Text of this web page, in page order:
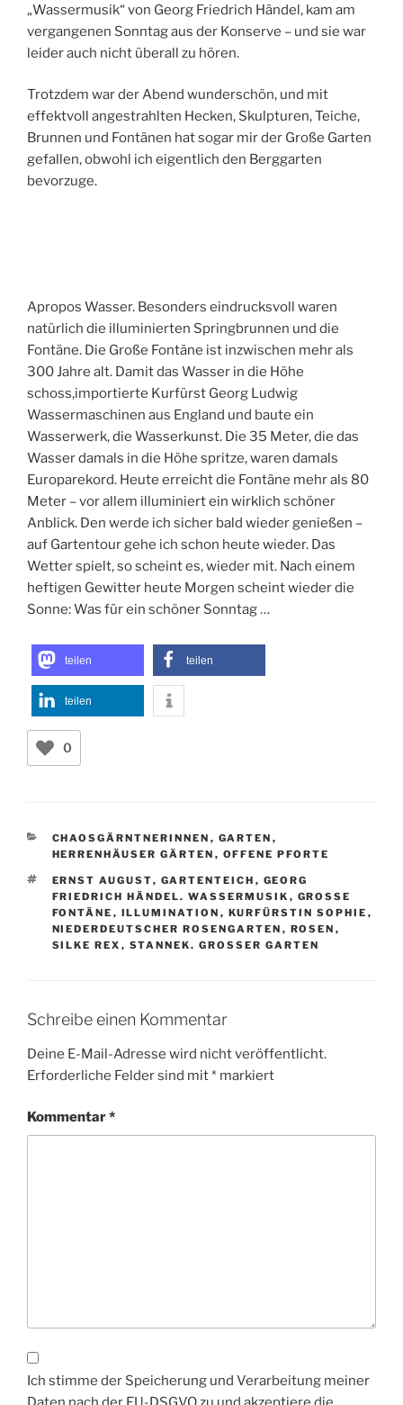
„Wassermusik“ von Georg Friedrich Händel, kam am
vergangenen Sonntag aus der Konserve – und sie war
leider auch nicht überall zu hören.
Trotzdem war der Abend wunderschön, und mit
effektvoll angestrahlten Hecken, Skulpturen, Teiche,
Brunnen und Fontänen hat sogar mir der Große Garten
gefallen, obwohl ich eigentlich den Berggarten
bevorzuge.
Apropos Wasser. Besonders eindrucksvoll waren
natürlich die illuminierten Springbrunnen und die
Fontäne. Die Große Fontäne ist inzwischen mehr als
300 Jahre alt. Damit das Wasser in die Höhe
schoss,importierte Kurfürst Georg Ludwig
Wassermaschinen aus England und baute ein
Wasserwerk, die Wasserkunst. Die 35 Meter, die das
Wasser damals in die Höhe spritze, waren damals
Europarekord. Heute erreicht die Fontäne mehr als 80
Meter – vor allem illuminiert ein wirklich schöner
Anblick. Den werde ich sicher bald wieder genießen –
auf Gartentour gehe ich schon heute wieder. Das
Wetter spielt, so scheint es, wieder mit. Nach einem
heftigen Gewitter heute Morgen scheint wieder die
Sonne: Was für ein schöner Sonntag …
teilen teilen
teilen
0
KATEGORIEN
CHAOSGÄRNTNERINNEN , GARTEN ,
HERRENHÄUSER GÄRTEN , OFFENE PFORTE
SCHLAGWÖRTER
ERNST AUGUST, GARTENTEICH , GEORG
FRIEDRICH HÄNDEL. WASSERMUSIK , GROSSE F
ONTÄNE
, ILLUMINATION , KURFÜRSTIN SOPHIE ,
NIEDERDEUTSCHER ROSENGARTEN , ROSEN ,
SILKE REX , STANNEK. GROSSER GARTEN
Schreibe einen Kommentar
Deine E-Mail-Adresse wird nicht veröffentlicht.
Erforderliche Felder sind mit* markiert
Kommentar*
Ich stimme der Speicherung und Verarbeitung meiner